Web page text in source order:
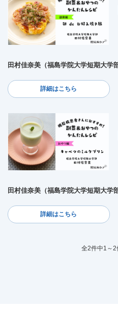
田村佳奈美（福島学院大学短期大学部
詳細はこちら
田村佳奈美（福島学院大学短期大学部
詳細はこちら
全2件中1～2